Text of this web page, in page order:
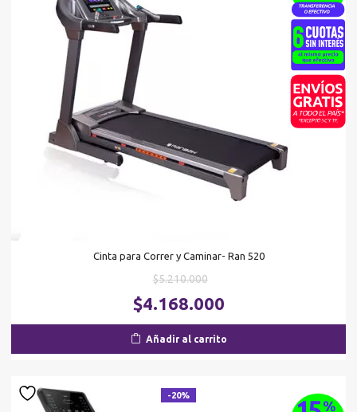
Cinta para Correr y Caminar- Ran 520
$5.210.000El
precio
original
era:
$4.168.000
Añadir al carrito
-20%